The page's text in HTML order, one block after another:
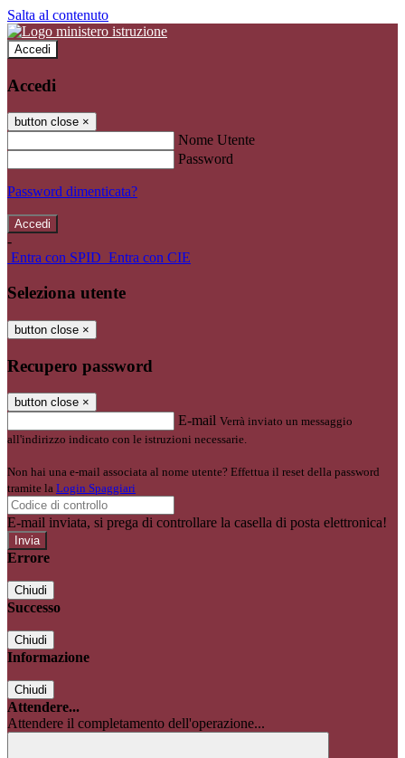
Salta al contenuto
Accedi
Accedi
button close ×
Nome Utente
Password
Password dimenticata?
-
Entra con SPID Entra con CIE
Seleziona utente
button close ×
Recupero password
button close ×
E-mail Verrà inviato un messaggio
all'indirizzo indicato con le istruzioni necessarie.
Non hai una e-mail associata al nome utente? Effettua il reset della password
tramite la Login Spaggiari
E-mail inviata, si prega di controllare la casella di posta elettronica!
Errore
Chiudi
Successo
Chiudi
Informazione
Chiudi
Attendere...
Attendere il completamento dell'operazione...